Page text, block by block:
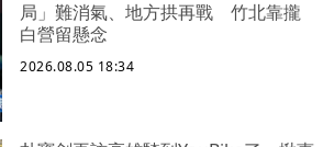
局」難消氣、地方拱再戰 竹北靠攏
白營留懸念
2026.08.05 18:34